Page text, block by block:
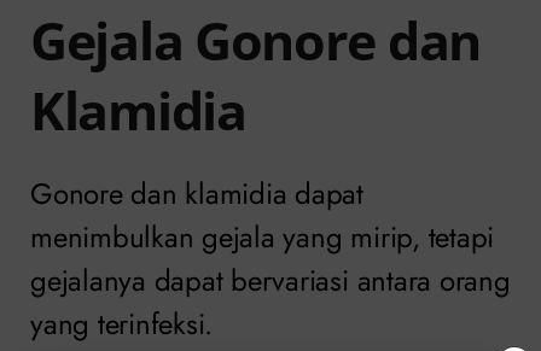
Gejala Gonore dan
Klamidia
Gonore dan klamidia dapat
menimbulkan gejala yang mirip, tetapi
gejalanya dapat bervariasi antara orang
yang terinfeksi.